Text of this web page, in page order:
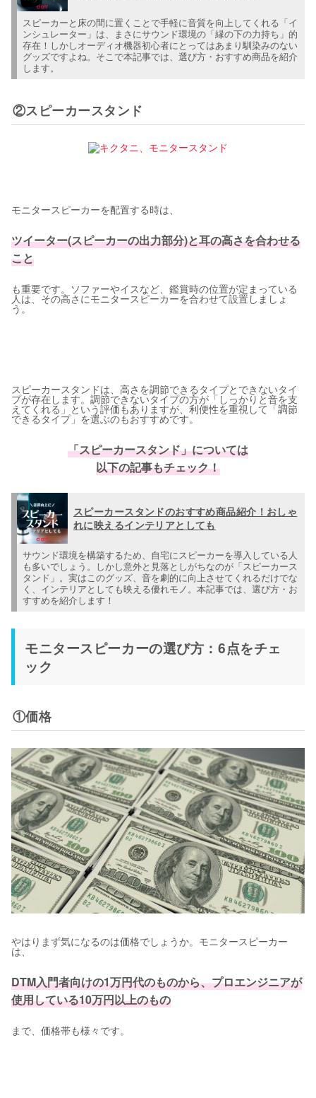
スピーカーと床の間に置くことで手軽に音質を向上してくれる「イ
ンシュレーター」は、まさにサウンド環境の「縁の下の力持ち」的
存在！しかしオーディオ機器初心者にとってはあまり馴染みのない
グッズですよね。そこで本記事では、選び方・おすすめ商品を紹介
します。
②スピーカースタンド
モニタースピーカーを配置する時は、
ツイーター(スピーカーの出力部分)と耳の高さを合わせる
こと
も重要です。ソファーやイスなど、鑑賞時の位置が定まっている
人は、その高さにモニタースピーカーを合わせて設置しましょ
う。
スピーカースタンドは、高さを調節できるタイプとできないタイ
プが存在します。調節できないタイプの方が「しっかりと音を支
えてくれる」という評価もありますが、利便性を重視して「調節
できるタイプ」を選ぶのもおすすめです。
「スピーカースタンド」については
以下の記事もチェック！
スピーカースタンドのおすすめ商品紹介！おしゃ
れに映えるインテリアとしても
サウンド環境を構築するため、自宅にスピーカーを導入している人
も多いでしょう。しかし意外と見落としがちなのが「スピーカース
タンド」。実はこのグッズ、音を劇的に向上させてくれるだけでな
く、インテリアとしても映える優れモノ。本記事では、選び方・お
すすめを紹介します！
モニタースピーカーの選び方：6点をチェ
ック
①価格
やはりまず気になるのは価格でしょうか。モニタースピーカー
は、
DTM入門者向けの1万円代のものから、プロエンジニアが
使用している10万円以上のもの
まで、価格帯も様々です。